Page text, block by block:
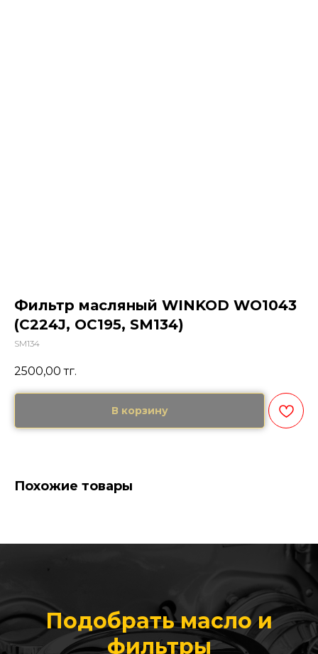
Фильтр масляный WINKOD WO1043
(C224J, OC195, SM134)
SM134
2500,00 тг.
В корзину
Похожие товары
Подобрать масло и
фильтры